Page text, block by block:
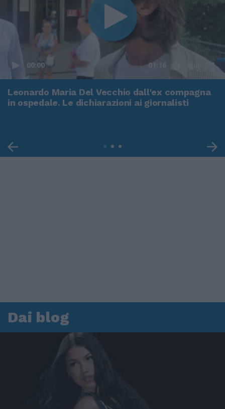
00:00 01:16
Leonardo Maria Del Vecchio dall'ex compagna
in ospedale. Le dichiarazioni ai giornalisti
Dai blog